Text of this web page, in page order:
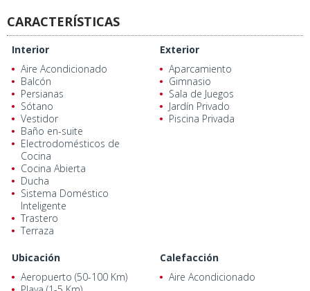
CARACTERÍSTICAS
Interior
Aire Acondicionado
Balcón
Persianas
Sótano
Vestidor
Baño en-suite
Electrodomésticos de
Cocina
Cocina Abierta
Ducha
Sistema Doméstico
Inteligente
Trastero
Terraza
Exterior
Aparcamiento
Gimnasio
Sala de Juegos
Jardín Privado
Piscina Privada
Ubicación
Aeropuerto (50-100 Km)
Calefacción
Aire Acondicionado